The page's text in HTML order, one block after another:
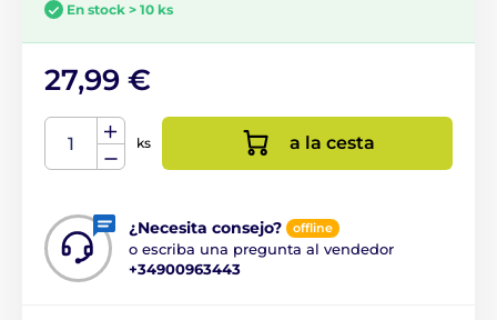
En stock > 10 ks
27,99 €
ks a la cesta
¿Necesita consejo? offline
o escriba una pregunta al vendedor
+34900963443